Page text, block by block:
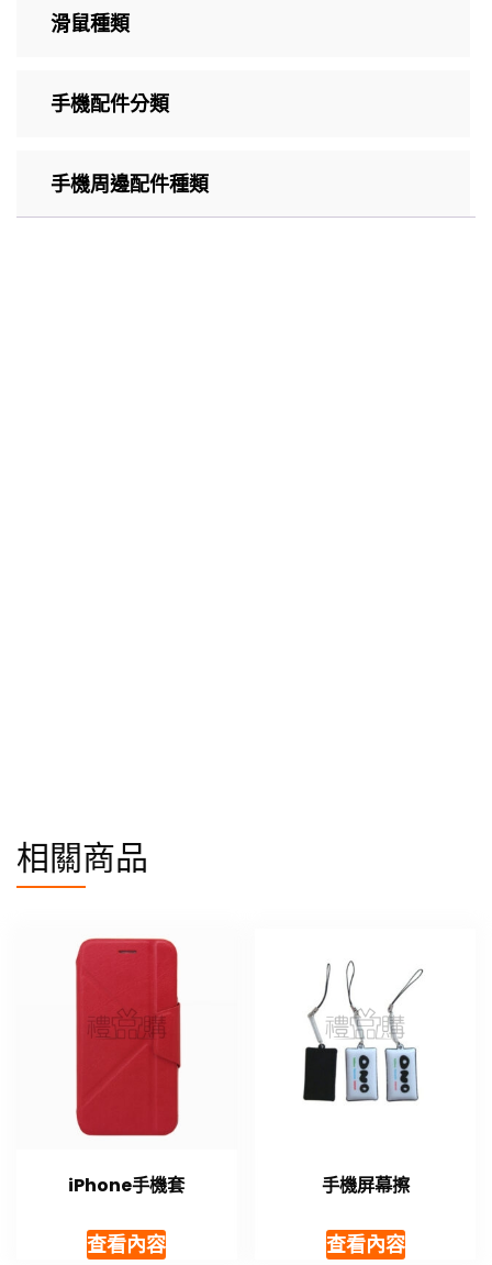
滑鼠種類
手機配件分類
手機周邊配件種類
相關商品
iPhone手機套
查看內容
手機屏幕擦
查看內容